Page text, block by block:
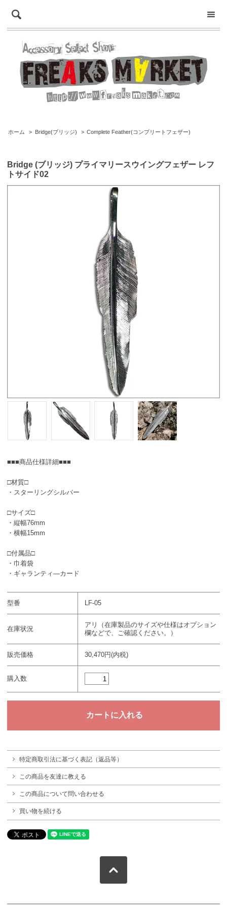
ホーム > Bridge(ブリッジ) > Complete Feather(コンプリートフェザー)
Bridge (ブリッジ) プライマリースウイングフェザー レフ
トサイド02
■■■商品仕様詳細■■■
□材質□
・スターリングシルバー
□サイズ□
・縦幅76mm
・横幅15mm
□付属品□
・巾着袋
・ギャランティ―カード
型番 LF-05
在庫状況
アリ（在庫製品のサイズや仕様はオプション
欄などで、ご確認ください。）
販売価格 30,470円(内税)
購入数
特定商取引法に基づく表記（返品等）
この商品を友達に教える
この商品について問い合わせる
買い物を続ける